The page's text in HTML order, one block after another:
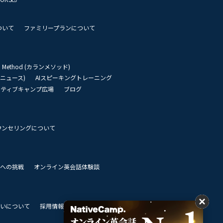
いて ファミリープランについて
Method (カランメソッド)
ュース)
AIスピーキングトレーニング
ィブキャンプ広場
ブログ
セリングについて
の挑戦 オンライン英会話体験談
について 採用情報 私達のビジョン